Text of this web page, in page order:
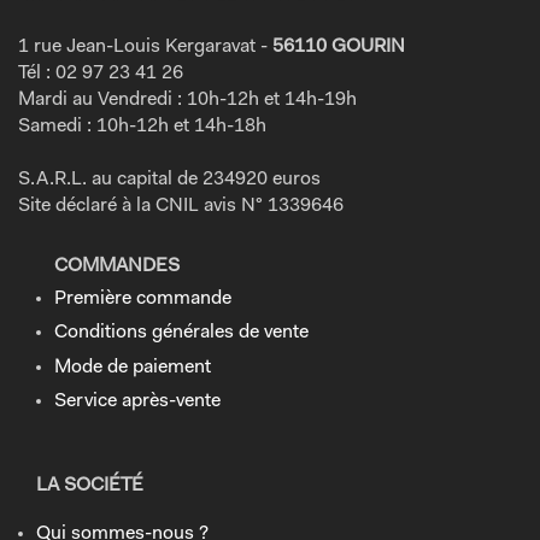
1 rue Jean-Louis Kergaravat - 56110 GOURIN
Tél : 02 97 23 41 26
Mardi au Vendredi : 10h-12h et 14h-19h
Samedi : 10h-12h et 14h-18h
S.A.R.L. au capital de 234920 euros
Site déclaré à la CNIL avis N° 1339646
COMMANDES
Première commande
Conditions générales de vente
Mode de paiement
Service après-vente
LA SOCIÉTÉ
Qui sommes-nous ?